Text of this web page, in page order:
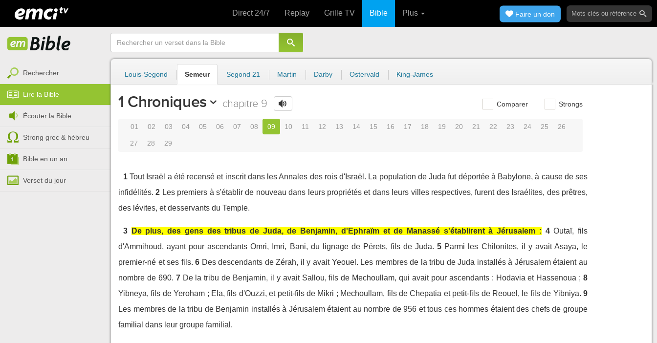
Direct 24/7 Replay Grille TV Bible Plus Faire un don
Rechercher
Lire la Bible
Écouter la Bible
Strong grec & hébreu
Bible en un an
Verset du jour
Louis-Segond Semeur Segond 21 Martin Darby Ostervald King-James
1 Chroniques chapitre 9 Comparer Strongs
01 02 03 04 05 06 07 08 09 10 11 12 13 14 15 16 17 18 19 20 21 22 23 24 25 26
27 28 29
1 Tout Israël a été recensé et inscrit dans les Annales des rois d'Israël. La population de Juda fut déportée à Babylone, à cause de ses
infidélités. 2 Les premiers à s'établir de nouveau dans leurs propriétés et dans leurs villes respectives, furent des Israélites, des prêtres,
des lévites, et desservants du Temple.
3 De plus, des gens des tribus de Juda, de Benjamin, d'Ephraïm et de Manassé s'établirent à Jérusalem : 4 Outaï, fils
d'Ammihoud, ayant pour ascendants Omri, Imri, Bani, du lignage de Pérets, fils de Juda. 5 Parmi les Chilonites, il y avait Asaya, le
premier-né et ses fils. 6 Des descendants de Zérah, il y avait Yeouel. Les membres de la tribu de Juda installés à Jérusalem étaient au
nombre de 690. 7 De la tribu de Benjamin, il y avait Sallou, fils de Mechoullam, qui avait pour ascendants : Hodavia et Hassenoua ; 8
Yibneya, fils de Yeroham ; Ela, fils d'Ouzzi, et petit-fils de Mikri ; Mechoullam, fils de Chepatia et petit-fils de Reouel, le fils de Yibniya. 9
Les membres de la tribu de Benjamin installés à Jérusalem étaient au nombre de 956 et tous ces hommes étaient des chefs de groupe
familial dans leur groupe familial.